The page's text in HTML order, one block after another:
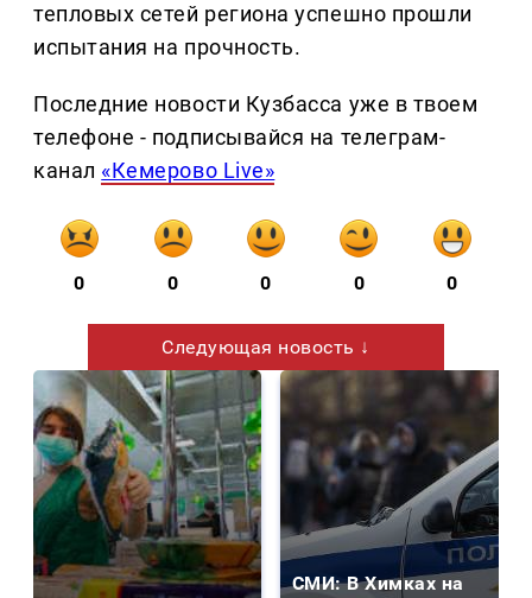
тепловых сетей региона успешно прошли
испытания на прочность.
Последние новости Кузбасса уже в твоем
телефоне - подписывайся на телеграм-
канал «Кемерово Live»
0 0 0 0 0
Следующая новость ↓
СМИ: В Химках на